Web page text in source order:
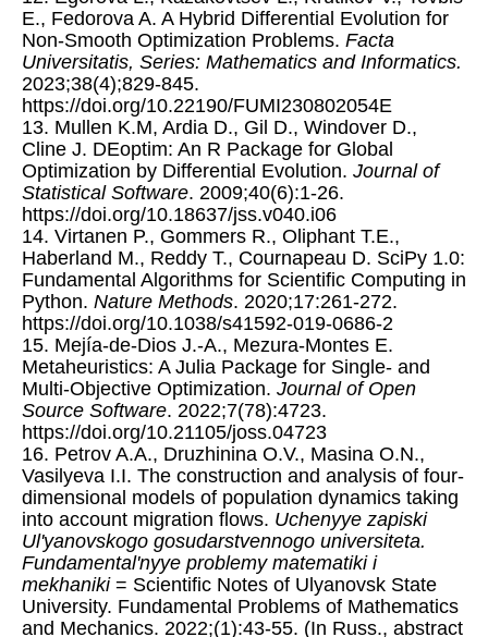
E., Fedorova A. A Hybrid Differential Evolution for
Non-Smooth Optimization Problems. Facta
Universitatis, Series: Mathematics and Informatics.
2023;38(4);829-845.
https://doi.org/10.22190/FUMI230802054E
13. Mullen K.M, Ardia D., Gil D., Windover D.,
Cline J. DEoptim: An R Package for Global
Optimization by Differential Evolution. Journal of
Statistical Software. 2009;40(6):1-26.
https://doi.org/10.18637/jss.v040.i06
14. Virtanen P., Gommers R., Oliphant T.E.,
Haberland M., Reddy T., Cournapeau D. SciPy 1.0:
Fundamental Algorithms for Scientific Computing in
Python. Nature Methods. 2020;17:261-272.
https://doi.org/10.1038/s41592-019-0686-2
15. Mejía-de-Dios J.-A., Mezura-Montes E.
Metaheuristics: A Julia Package for Single- and
Multi-Objective Optimization. Journal of Open
Source Software. 2022;7(78):4723.
https://doi.org/10.21105/joss.04723
16. Petrov A.A., Druzhinina O.V., Masina O.N.,
Vasilyeva I.I. The construction and analysis of four-
dimensional models of population dynamics taking
into account migration flows. Uchenyye zapiski
Ul'yanovskogo gosudarstvennogo universiteta.
Fundamental'nyye problemy matematiki i
mekhaniki = Scientific Notes of Ulyanovsk State
University. Fundamental Problems of Mathematics
and Mechanics. 2022;(1):43-55. (In Russ., abstract